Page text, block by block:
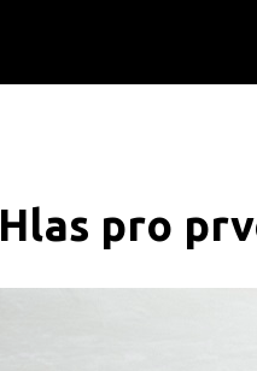
Hlas pro